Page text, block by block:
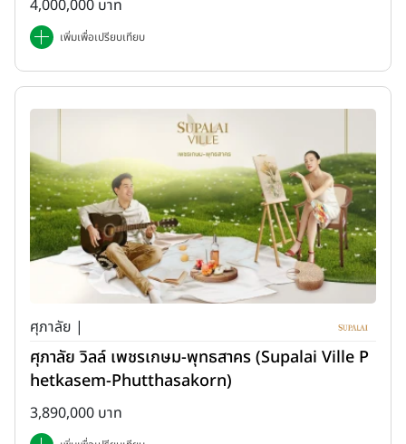
4,000,000 บาท
เพิ่มเพื่อเปรียบเทียบ
ศุภาลัย |
ศุภาลัย วิลล์ เพชรเกษม-พุทธสาคร (Supalai Ville P
hetkasem-Phutthasakorn)
3,890,000 บาท